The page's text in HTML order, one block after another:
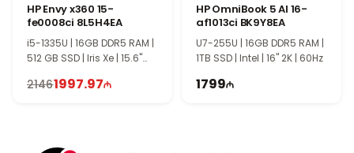
HP Envy x360 15-
fe0008ci 8L5H4EA
i5-1335U | 16GB DDR5 RAM |
512 GB SSD | Iris Xe | 15.6"
21461997.97
HP OmniBook 5 AI 16-
af1013ci BK9Y8EA
U7-255U | 16GB DDR5 RAM |
1TB SSD | Intel | 16" 2K | 60Hz
1799